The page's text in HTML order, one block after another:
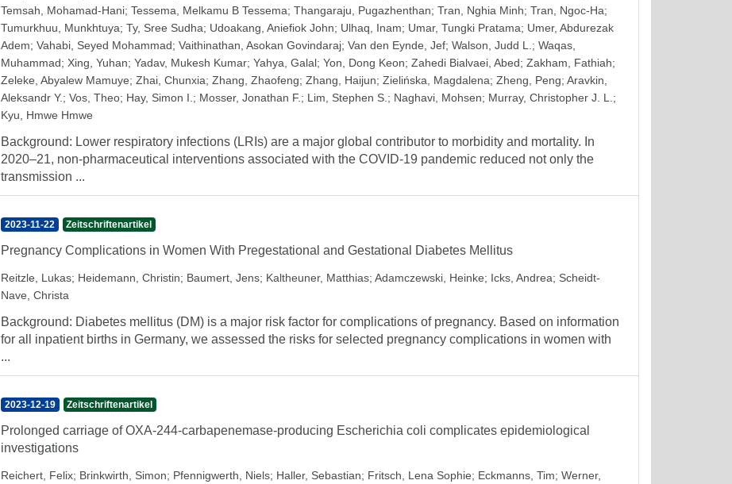
Temsah, Mohamad-Hani; Tessema, Melkamu B Tessema; Thangaraju, Pugazhenthan; Tran, Nghia Minh; Tran, Ngoc-Ha;
Tumurkhuu, Munkhtuya; Ty, Sree Sudha; Udoakang, Aniefiok John; Ulhaq, Inam; Umar, Tungki Pratama; Umer, Abdurezak
Adem; Vahabi, Seyed Mohammad; Vaithinathan, Asokan Govindaraj; Van den Eynde, Jef; Walson, Judd L. ; Waqas,
Muhammad; Xing, Yuhan; Yadav, Mukesh Kumar; Yahya, Galal; Yon, Dong Keon; Zahedi Bialvaei, Abed; Zakham, Fathiah;
Zeleke, Abyalew Mamuye; Zhai, Chunxia; Zhang, Zhaofeng; Zhang, Haijun; Zielińska, Magdalena; Zheng, Peng; Aravkin,
Aleksandr Y.; Vos, Theo; Hay, Simon I. ; Mosser, Jonathan F. ; Lim, Stephen S. ; Naghavi, Mohsen; Murray, Christopher J. L. ;
Kyu, Hmwe Hmwe
Background: Lower respiratory infections (LRIs) are a major global contributor to morbidity and mortality. In
2020–21, non-pharmaceutical interventions associated with the COVID-19 pandemic reduced not only the
transmission ...
2023-11-22 Zeitschriftenartikel
Pregnancy Complications in Women With Pregestational and Gestational Diabetes Mellitus
Reitzle, Lukas; Heidemann, Christin; Baumert, Jens; Kaltheuner, Matthias; Adamczewski, Heinke; Icks, Andrea; Scheidt-
Nave, Christa
Background: Diabetes mellitus (DM) is a major risk factor for complications of pregnancy. Based on information
for all inpatient births in Germany, we assessed the risks for selected pregnancy complications in women with
...
2023-12-19 Zeitschriftenartikel
Prolonged carriage of OXA-244-carbapenemase-producing Escherichia coli complicates epidemiological
investigations
Reichert, Felix; Brinkwirth, Simon; Pfennigwerth, Niels; Haller, Sebastian; Fritsch, Lena Sophie; Eckmanns, Tim; Werner,